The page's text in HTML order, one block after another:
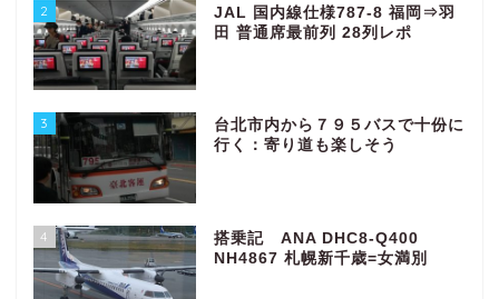
2
JAL 国内線仕様787-8 福岡⇒羽
田 普通席最前列 28列レポ
3
台北市内から７９５バスで十份に
行く：寄り道も楽しそう
4
搭乗記 ANA DHC8-Q400
NH4867 札幌新千歳=女満別